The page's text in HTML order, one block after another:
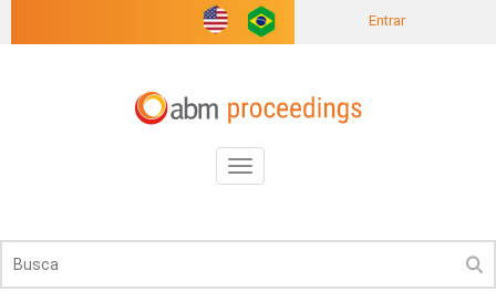
Entrar
Toggle
navigation